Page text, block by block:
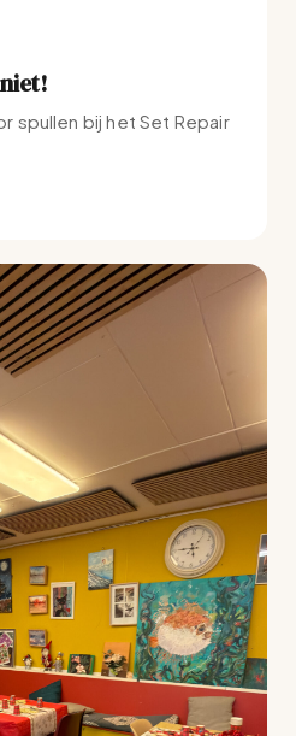
spullen bij het Set Repair